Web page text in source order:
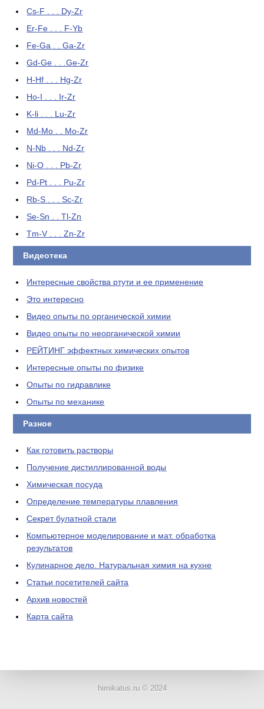
Cs-F . . . Dy-Zr
Er-Fe . . . F-Yb
Fe-Ga . . Ga-Zr
Gd-Ge . . .Ge-Zr
H-Hf . . . Hg-Zr
Ho-I . . . Ir-Zr
K-li . . . Lu-Zr
Md-Mo . . Mo-Zr
N-Nb . . . Nd-Zr
Ni-O . . . Pb-Zr
Pd-Pt . . . Pu-Zr
Rb-S . . . Sc-Zr
Se-Sn . . Tl-Zn
Tm-V . . . Zn-Zr
Видеотека
Интересные свойства ртути и ее применение
Это интересно
Видео опыты по органической химии
Видео опыты по неорганической химии
РЕЙТИНГ эффектных химических опытов
Интересные опыты по физике
Опыты по гидравлике
Опыты по механике
Разное
Как готовить растворы
Получение дистиллированной воды
Химическая посуда
Определение температуры плавления
Секрет булатной стали
Компьютерное моделирование и мат. обработка
результатов
Кулинарное дело. Натуральная химия на кухне
Статьи посетителей сайта
Архив новостей
Карта сайта
himikatus.ru © 2024